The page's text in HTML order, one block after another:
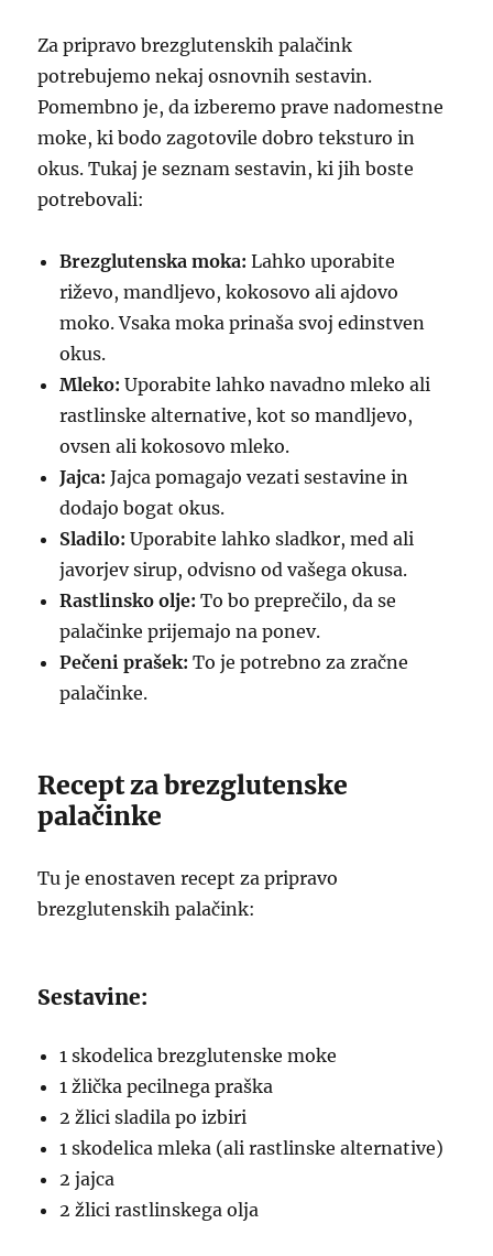
Za pripravo brezglutenskih palačink
potrebujemo nekaj osnovnih sestavin.
Pomembno je, da izberemo prave nadomestne
moke, ki bodo zagotovile dobro teksturo in
okus. Tukaj je seznam sestavin, ki jih boste
potrebovali:
Brezglutenska moka: Lahko uporabite
riževo, mandljevo, kokosovo ali ajdovo
moko. Vsaka moka prinaša svoj edinstven
okus.
Mleko: Uporabite lahko navadno mleko ali
rastlinske alternative, kot so mandljevo,
ovsen ali kokosovo mleko.
Jajca: Jajca pomagajo vezati sestavine in
dodajo bogat okus.
Sladilo: Uporabite lahko sladkor, med ali
javorjev sirup, odvisno od vašega okusa.
Rastlinsko olje: To bo preprečilo, da se
palačinke prijemajo na ponev.
Pečeni prašek: To je potrebno za zračne
palačinke.
Recept za brezglutenske
palačinke
Tu je enostaven recept za pripravo
brezglutenskih palačink:
Sestavine:
1 skodelica brezglutenske moke
1 žlička pecilnega praška
2 žlici sladila po izbiri
1 skodelica mleka (ali rastlinske alternative)
2 jajca
2 žlici rastlinskega olja